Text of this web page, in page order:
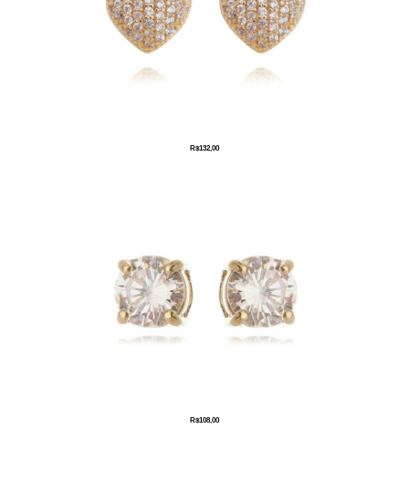
R$132,00
R$108,00